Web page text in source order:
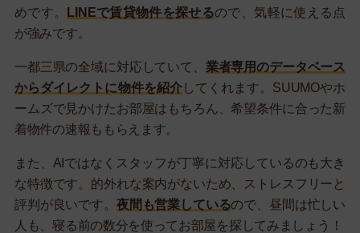
めです。
LINEで賃貸物件を探せるので、気軽に使える点
が強みです。
一都三県の全域に対応していて、 業者専用のデータベース
からダイレクトに物件を紹介してくれます。SUUMOやホ
ームズで見かけたお部屋はもちろん、希望条件に合った新
着物件の速報ももらえます。
また、AIではなくスタッフが丁寧に対応しているのも大き
な特徴です。的外れな案内がないため、ストレスフリーと
評判が良いです。 夜間も営業しているので、昼間は忙しい
人も、寝る前の数分を使ってお部屋を探してみましょう！